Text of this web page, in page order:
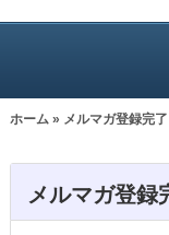
ホーム» メルマガ登録完了
メルマガ登録